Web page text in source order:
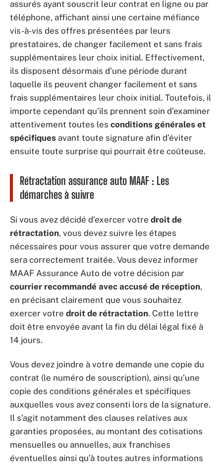
assurés ayant souscrit leur contrat en ligne ou par
téléphone, affichant ainsi une certaine méfiance
vis-à-vis des offres présentées par leurs
prestataires, de changer facilement et sans frais
supplémentaires leur choix initial. Effectivement,
ils disposent désormais d’une période durant
laquelle ils peuvent changer facilement et sans
frais supplémentaires leur choix initial. Toutefois, il
importe cependant qu’ils prennent soin d’examiner
attentivement toutes les conditions générales et
spécifiques avant toute signature afin d’éviter
ensuite toute surprise qui pourrait être coûteuse.
Rétractation assurance auto MAAF : Les
démarches à suivre
Si vous avez décidé d’exercer votre droit de
rétractation, vous devez suivre les étapes
nécessaires pour vous assurer que votre demande
sera correctement traitée. Vous devez informer
MAAF Assurance Auto de votre décision par
courrier recommandé avec accusé de réception,
en précisant clairement que vous souhaitez
exercer votre droit de rétractation. Cette lettre
doit être envoyée avant la fin du délai légal fixé à
14 jours.
Vous devez joindre à votre demande une copie du
contrat (le numéro de souscription), ainsi qu’une
copie des conditions générales et spécifiques
auxquelles vous avez consenti lors de la signature.
Il s’agit notamment des clauses relatives aux
garanties proposées, au montant des cotisations
mensuelles ou annuelles, aux franchises
éventuelles ainsi qu’à toutes autres informations